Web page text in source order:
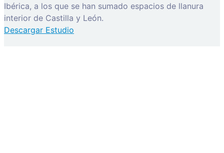
Ibérica, a los que se han sumado espacios de llanura
interior de Castilla y León.
Descargar Estudio